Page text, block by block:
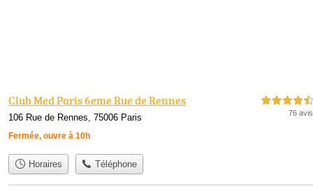
Club Med Paris 6eme Rue de Rennes
106 Rue de Rennes, 75006 Paris
Fermée, ouvre à 10h
4,5 étoiles sur 5
76 avis
Horaires Téléphone